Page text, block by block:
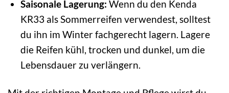
Saisonale Lagerung: Wenn du den Kenda
KR33 als Sommerreifen verwendest, solltest
du ihn im Winter fachgerecht lagern. Lagere
die Reifen kühl, trocken und dunkel, um die
Lebensdauer zu verlängern.